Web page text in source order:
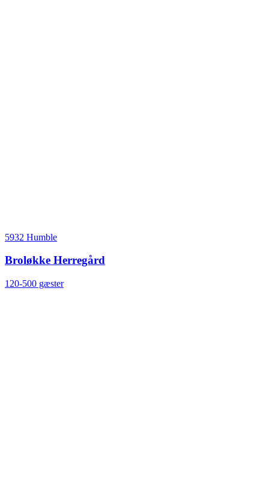
5932 Humble
Broløkke Herregård
120-500 gæster